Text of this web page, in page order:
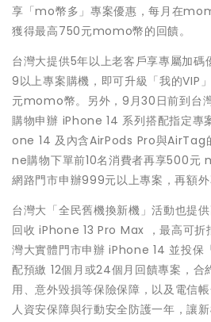
享「mo幣多」專案優惠，每月在
獲得最高750元momo幣的回饋。
台灣大提供5年以上老客戶享專屬加碼
9以上專案購機，即可升級「我的VIP
元momo幣。另外，9月30日前到台
購物申辦 iPhone 14 系列搭配指定專
one 14 及內含AirPods Pro與AirTag
ne購物下單前10名消費者再享500元
網路門市申辦999元以上專案，再額
台灣大「全民舊機換新機」活動也提
回收 iPhone 13 Pro Max ，最高可
灣大實體門市申辦 iPhone 14 並投保
配預繳 12個月或24個月回饋專案，合
用、意外毀損等保險保障，以及電信
人資安保障與行動安全防護一年，讓新